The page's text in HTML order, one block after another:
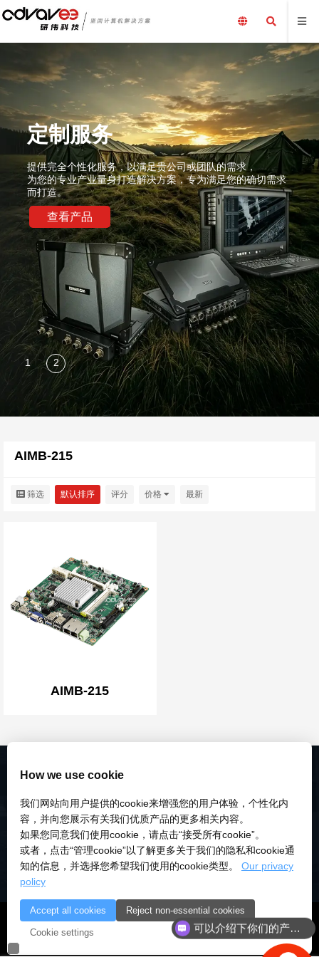
定制服务
提供完全个性化服务，以满足贵公司或团队的需求，
为您的专业产业量身打造解决方案，专为满足您的确切需求
而打造。
查看产品
AIMB-215
筛选 默认排序 评分 价格 最新
AIMB-215
© 2018-2026 深圳市研伟科技有限公司 版权所有 |粤ICP备
18028922号-3
粤公安备：10000
How we use cookie
我们网站向用户提供的cookie来增强您的用户体验，个性化内
容，并向您展示有关我们优质产品的更多相关内容。
如果您同意我们使用cookie，请点击“接受所有cookie”。
或者，点击“管理cookie”以了解更多关于我们的隐私和cookie通
知的信息，并选择您希望我们使用的cookie类型。 Our privacy
policy
Accept all cookies Reject non-essential cookies
Cookie settings 可以介绍下你们的产品么